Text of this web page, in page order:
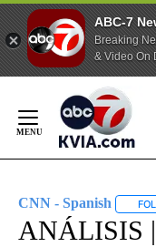
ABC-7
Breaking
& Video On
Content
CNN - Spanish
ANÁLISIS